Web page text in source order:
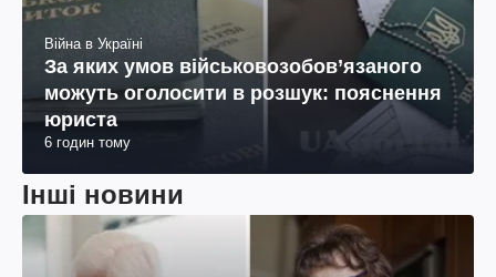
Війна в Україні
За яких умов військовозобов’язаного
можуть оголосити в розшук: пояснення
юриста
6 годин тому
Інші новини